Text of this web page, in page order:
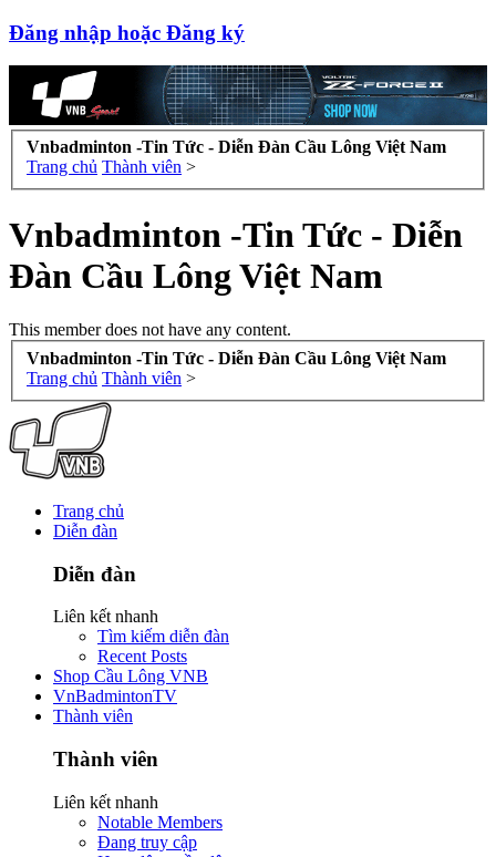
Đăng nhập hoặc Đăng ký
Vnbadminton -Tin Tức - Diễn Đàn Cầu Lông Việt Nam
Trang chủ Thành viên >
Vnbadminton -Tin Tức - Diễn
Đàn Cầu Lông Việt Nam
This member does not have any content.
Vnbadminton -Tin Tức - Diễn Đàn Cầu Lông Việt Nam
Trang chủ Thành viên >
Trang chủ
Diễn đàn
Diễn đàn
Liên kết nhanh
Tìm kiếm diễn đàn
Recent Posts
Shop Cầu Lông VNB
VnBadmintonTV
Thành viên
Thành viên
Liên kết nhanh
Notable Members
Đang truy cập